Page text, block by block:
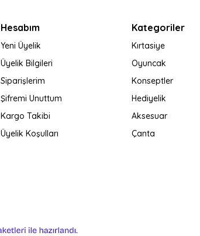
Hesabım
Yeni Üyelik
Üyelik Bilgileri
Siparişlerim
Şifremi Unuttum
Kargo Takibi
Üyelik Koşulları
Kategoriler
Kırtasiye
Oyuncak
Konseptler
Hediyelik
Aksesuar
Çanta
e-